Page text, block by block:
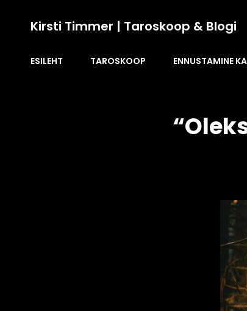
Kirsti Timmer | Taroskoop & Blogi
ESILEHT TAROSKOOP ENNUSTAMINE